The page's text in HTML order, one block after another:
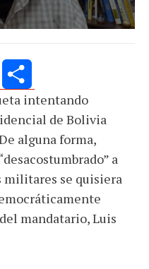
Shareintentando
de Bolivia
alguna forma,
a
militares se quisiera
mandatario, Luis